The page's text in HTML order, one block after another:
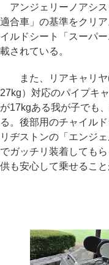
アンジェリーノアシス
適合車」の基準をクリ
イルドシート「スーパ
載されている。
また、リアキャリヤ(
27kg）対応のパイプキ
が17kgある我が子でも
る。後部用のチャイル
リヂストンの「エンジ
でガッチリ装着しても
供も安心して乗せること